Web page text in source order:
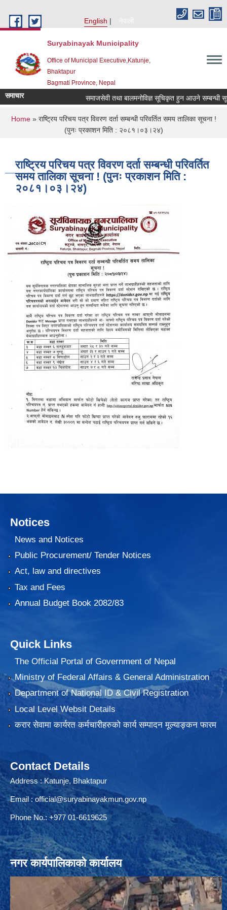
English
नेपाली
Suryabinayak Municipality
Office of Municipal Executive,Katunje,
Bhaktapur
Bagmati Province, Nepal
समाचार समाजसेवी तथा बालमनोविज्ञ सूचिकृत हुन आउने सम्बन्धी
You are here
Home» राष्ट्रिय परिचय पत्र विवरण दर्ता सम्बन्धी परिवर्तित समय तालिका सूचना !
(पुनः प्रकाशन मिति : २०८१।०३।२४)
राष्ट्रिय परिचय पत्र विवरण दर्ता सम्बन्धी परिवर्तित
समय तालिका सूचना ! (पुनः प्रकाशन मिति :
२०८१।०३।२४)
Notices
News and Notices
Public Procurement/ Tender Notices
Act, law and directives
Tax and Fees
Annual Budget Book 2082/83
Quick Links
The Official Portal of Government of Nepal
Ministry of Federal Affairs & General Administration
Department of National ID & Civil Registration
Local Level Websit Details
करार सेवामा कार्यरत कर्मचारीहरुको कार्य सम्पादन मूल्याङ्कन फारम
Contact Details
Address : Katunje, Bhaktapur
Email :official@suryabinayakmun.gov.np
Phone No.: +977 01-6619625
नगर कार्यपालिकाको कार्यालय